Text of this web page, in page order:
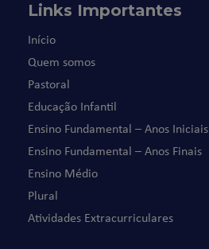
Links Importantes
Início
Quem somos
Pastoral
Educação Infantil
Ensino Fundamental – Anos Iniciais
Ensino Fundamental – Anos Finais
Ensino Médio
Plural
Atividades Extracurriculares